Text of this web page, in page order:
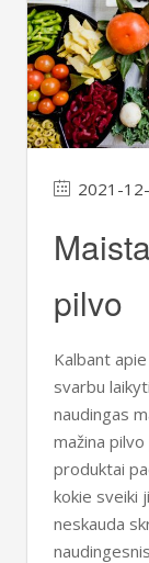
2021-
pilvo
Kalbant
svarbu
naudingas
mažina
produktai
kokie sveiki
neskauda